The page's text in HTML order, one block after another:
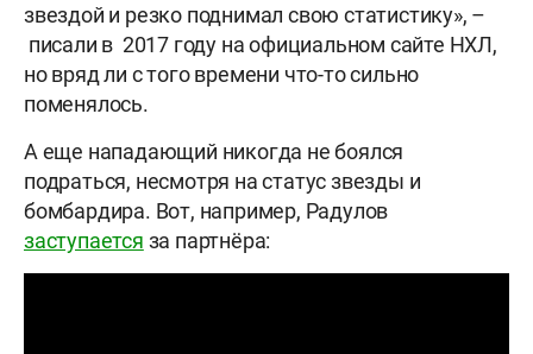
звездой и резко поднимал свою статистику», –
писали в 2017 году на официальном сайте НХЛ,
но вряд ли с того времени что-то сильно
поменялось.
А еще нападающий никогда не боялся
подраться, несмотря на статус звезды и
бомбардира. Вот, например, Радулов
заступается за партнёра: